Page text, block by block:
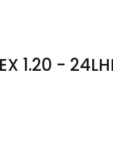
1.20 -